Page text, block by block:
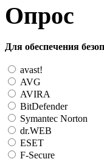
Опрос
Для обеспечения
avast!
AVG
AVIRA
BitDefender
Symantec Norton
dr.WEB
ESET
F-Secure